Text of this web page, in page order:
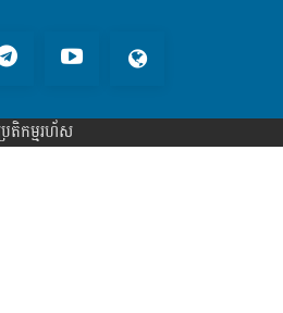
តិកម្មរហ័ស